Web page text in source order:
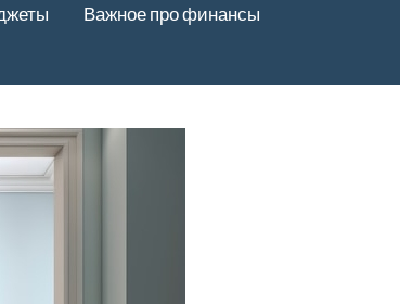
Важное про финансы